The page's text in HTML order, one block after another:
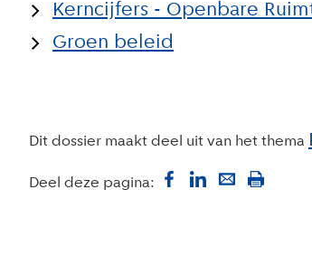
Kerncijfers - Openbare
Groen beleid
Dit dossier maakt deel uit van het thema
Deel deze pagina: